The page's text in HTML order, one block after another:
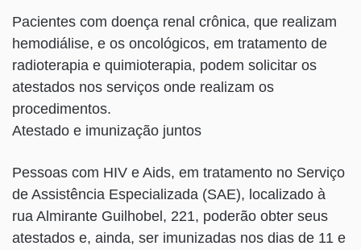
Pacientes com doença renal crônica, que realizam
hemodiálise, e os oncológicos, em tratamento de
radioterapia e quimioterapia, podem solicitar os
atestados nos serviços onde realizam os
procedimentos.
Atestado e imunização juntos
Pessoas com HIV e Aids, em tratamento no Serviço
de Assistência Especializada (SAE), localizado à
rua Almirante Guilhobel, 221, poderão obter seus
atestados e, ainda, ser imunizadas nos dias de 11 e